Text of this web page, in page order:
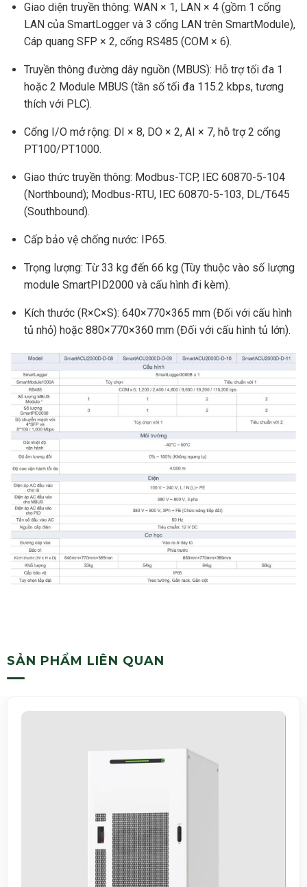
Giao diện truyền thông: WAN × 1, LAN × 4 (gồm 1 cổng
LAN của SmartLogger và 3 cổng LAN trên SmartModule),
Cáp quang SFP × 2, cổng RS485 (COM × 6).
Truyền thông đường dây nguồn (MBUS): Hỗ trợ tối đa 1
hoặc 2 Module MBUS (tần số tối đa 115.2 kbps, tương
thích với PLC).
Cổng I/O mở rộng: DI × 8, DO × 2, AI × 7, hỗ trợ 2 cổng
PT100/PT1000.
Giao thức truyền thông: Modbus-TCP, IEC 60870-5-104
(Northbound); Modbus-RTU, IEC 60870-5-103, DL/T645
(Southbound).
Cấp bảo vệ chống nước: IP65.
Trọng lượng: Từ 33 kg đến 66 kg (Tùy thuộc vào số lượng
module SmartPID2000 và cấu hình đi kèm).
Kích thước (R×C×S): 640×770×365 mm (Đối với cấu hình
tủ nhỏ) hoặc 880×770×360 mm (Đối với cấu hình tủ lớn).
SẢN PHẨM LIÊN QUAN